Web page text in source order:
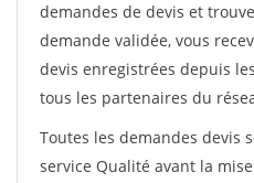
demandes de devis et
demande validée, vous
devis enregistrées depuis
tous les partenaires du
Toutes les demandes devis
service Qualité avant la